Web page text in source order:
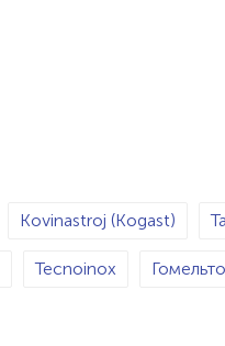
Kovinastroj (Kogast)
Tecnoinox